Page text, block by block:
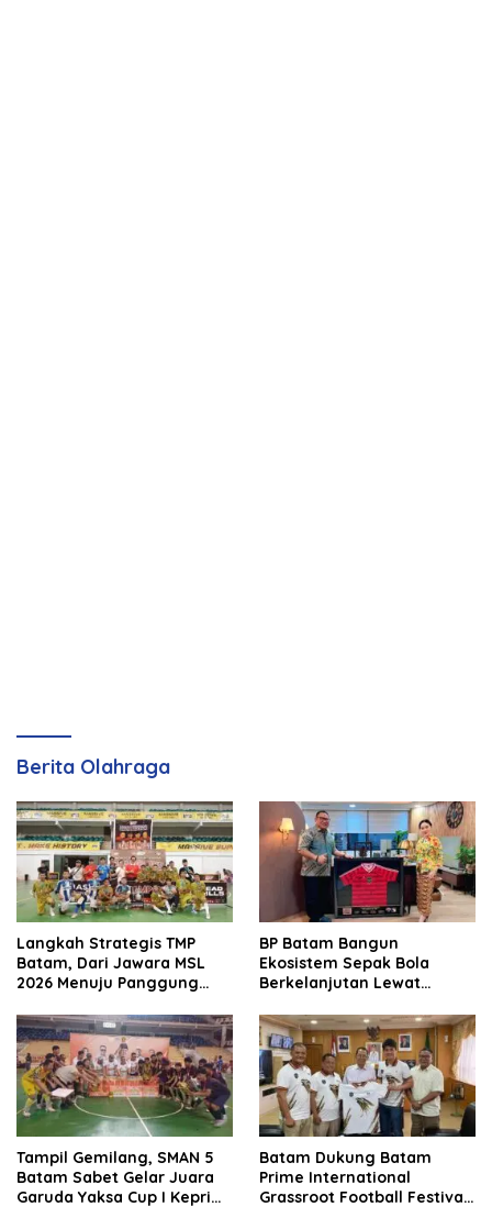
Berita Olahraga
Langkah Strategis TMP
Batam, Dari Jawara MSL
2026 Menuju Panggung
BP Batam Bangun
Ekosistem Sepak Bola
Berkelanjutan Lewat
Tampil Gemilang, SMAN 5
Batam Sabet Gelar Juara
Garuda Yaksa Cup I Kepri
Batam Dukung Batam
Prime International
Grassroot Football Festival